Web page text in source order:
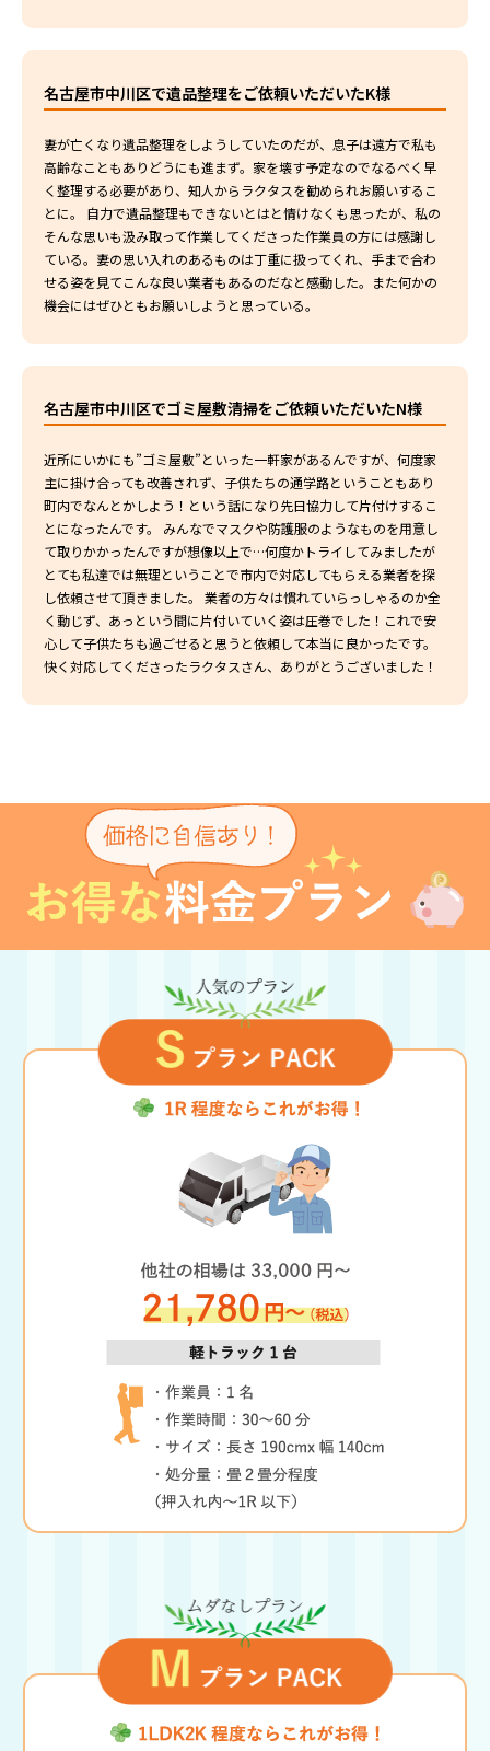
名古屋市中川区で遺品整理をご依頼いただいたK様
妻が亡くなり遺品整理をしようしていたのだが、息子は遠方で私も
高齢なこともありどうにも進まず。家を壊す予定なのでなるべく早
く整理する必要があり、知人からラクタスを勧められお願いするこ
とに。 自力で遺品整理もできないとはと情けなくも思ったが、私の
そんな思いも汲み取って作業してくださった作業員の方には感謝し
ている。妻の思い入れのあるものは丁重に扱ってくれ、手まで合わ
せる姿を見てこんな良い業者もあるのだなと感動した。また何かの
機会にはぜひともお願いしようと思っている。
名古屋市中川区でゴミ屋敷清掃をご依頼いただいたN様
近所にいかにも”ゴミ屋敷”といった一軒家があるんですが、何度家
主に掛け合っても改善されず、子供たちの通学路ということもあり
町内でなんとかしよう！という話になり先日協力して片付けするこ
とになったんです。 みんなでマスクや防護服のようなものを用意し
て取りかかったんですが想像以上で…何度かトライしてみましたが
とても私達では無理ということで市内で対応してもらえる業者を探
し依頼させて頂きました。 業者の方々は慣れていらっしゃるのか全
く動じず、あっという間に片付いていく姿は圧巻でした！これで安
心して子供たちも過ごせると思うと依頼して本当に良かったです。
快く対応してくださったラクタスさん、ありがとうございました！